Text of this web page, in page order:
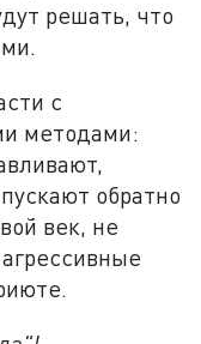
решать, что
с
методами:
обратно
век, не